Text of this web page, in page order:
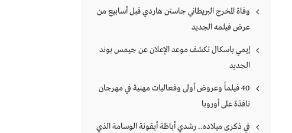
وفاة المخرج البريطاني جاستن هاردي قبل أسابيع من
عرض فيلمه الجديد
إيمي باسكال تكشف موعد الإعلان عن جيمس بوند
الجديد
40 فيلماً وعروض أولى وفعاليات مهنية في مهرجان
نافذة على أوروبا
في ذكرى ميلاده.. رشدي أباظة أيقونة الوسامة الذي